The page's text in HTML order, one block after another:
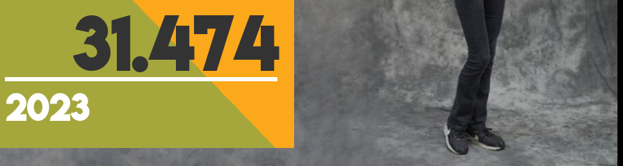
31.474
2023